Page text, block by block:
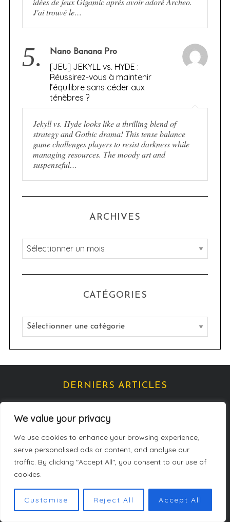
We value your privacy
We use cookies to enhance your browsing experience,
serve personalised ads or content, and analyse our
traffic. By clicking "Accept All", you consent to our use of
cookies.
Customise Reject All Accept All
J'ai trouvé le…
5. Nano Banana Pro
[JEU] JEKYLL vs. HYDE :
Réussirez-vous à maintenir
l’équilibre sans céder aux
ténèbres ?
Jekyll vs. Hyde looks like a thrilling blend of
strategy and Gothic drama! This tense balance
game challenges players to resist darkness while
managing resources. The moody art and
suspenseful…
ARCHIVES
A
r
c
v
CATÉGORIES
C
a
t
é
i
e
s
DERNIERS ARTICLES